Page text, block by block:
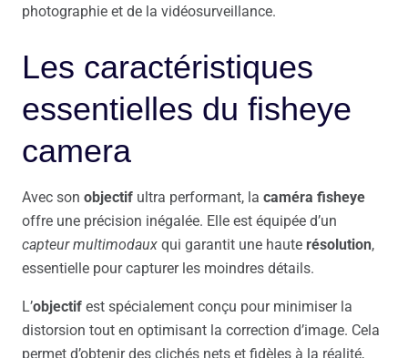
photographie et de la vidéosurveillance.
Les caractéristiques
essentielles du fisheye
camera
Avec son objectif ultra performant, la caméra fisheye
offre une précision inégalée. Elle est équipée d’un
capteur multimodaux qui garantit une haute résolution,
essentielle pour capturer les moindres détails.
L’objectif est spécialement conçu pour minimiser la
distorsion tout en optimisant la correction d’image. Cela
permet d’obtenir des clichés nets et fidèles à la réalité,